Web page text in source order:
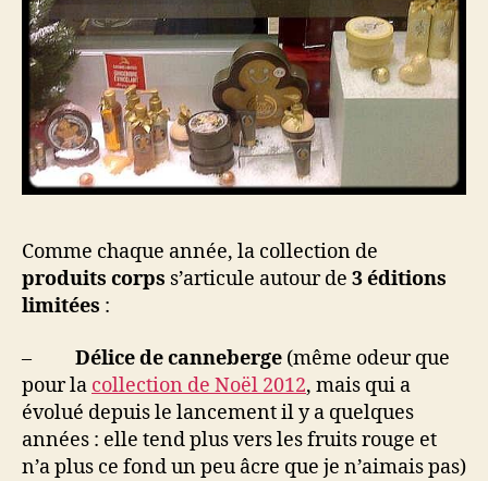
Comme chaque année, la collection de
produits corps s’articule autour de 3 éditions
limitées :
– Délice de canneberge (même odeur que
pour la collection de Noël 2012, mais qui a
évolué depuis le lancement il y a quelques
années : elle tend plus vers les fruits rouge et
n’a plus ce fond un peu âcre que je n’aimais pas)